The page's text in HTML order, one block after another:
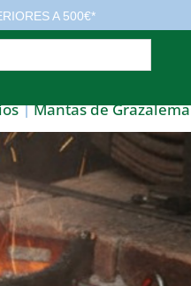
A 500€*
Mantas de Grazalema